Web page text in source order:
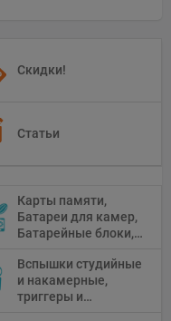
Скидки!
Статьи
Карты памяти,
Батареи для камер,
Батарейные блоки,
Вспышки студийные
и накамерные,
триггеры и